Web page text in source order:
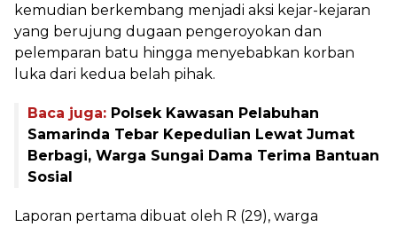
kemudian berkembang menjadi aksi kejar-kejaran
yang berujung dugaan pengeroyokan dan
pelemparan batu hingga menyebabkan korban
luka dari kedua belah pihak.
Baca juga: Polsek Kawasan Pelabuhan
Samarinda Tebar Kepedulian Lewat Jumat
Berbagi, Warga Sungai Dama Terima Bantuan
Sosial
Laporan pertama dibuat oleh R (29), warga